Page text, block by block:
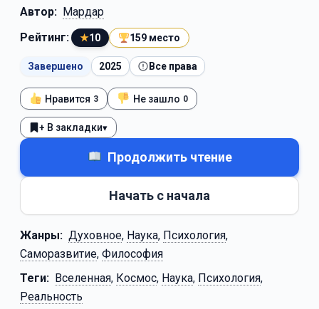
Автор: Мардар
Рейтинг:
★10 159 место
Завершено 2025 Все права
Нравится 3 Не зашло 0
+ В закладки▾
Продолжить чтение
Начать с начала
Жанры: Духовное, Наука, Психология,
Саморазвитие, Философия
Теги: Вселенная, Космос, Наука, Психология,
Реальность